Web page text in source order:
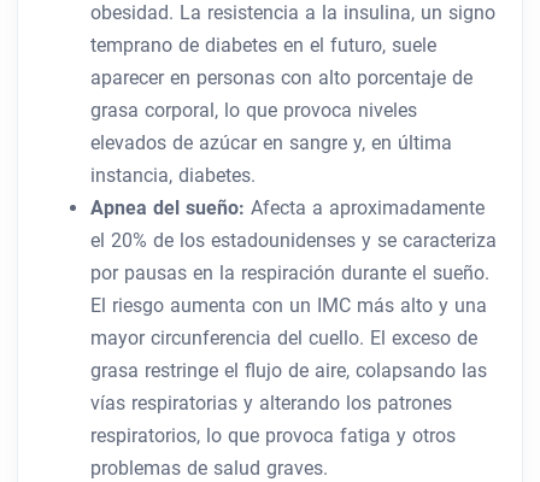
obesidad. La resistencia a la insulina, un signo
temprano de diabetes en el futuro, suele
aparecer en personas con alto porcentaje de
grasa corporal, lo que provoca niveles
elevados de azúcar en sangre y, en última
instancia, diabetes.
Apnea del sueño: Afecta a aproximadamente
el 20% de los estadounidenses y se caracteriza
por pausas en la respiración durante el sueño.
El riesgo aumenta con un IMC más alto y una
mayor circunferencia del cuello. El exceso de
grasa restringe el flujo de aire, colapsando las
vías respiratorias y alterando los patrones
respiratorios, lo que provoca fatiga y otros
problemas de salud graves.